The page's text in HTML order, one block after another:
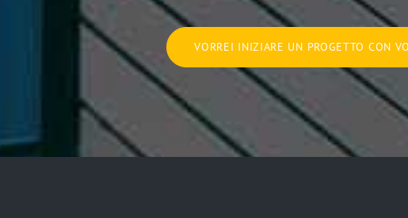
VORREI INIZIARE UN PROGETTO CON